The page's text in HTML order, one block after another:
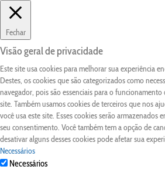
Fechar
Visão geral de privacidade
Este site usa cookies para melhorar sua experiência
Destes, os cookies que são categorizados como
navegador, pois são essenciais para o
site. Também usamos cookies de terceiros que nos
você usa este site. Esses cookies serão armazenados
seu consentimento. Você também tem a opção de
desativar alguns desses cookies pode afetar sua
Necessários
Necessários